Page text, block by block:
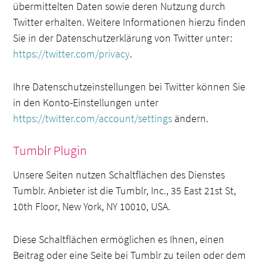
übermittelten Daten sowie deren Nutzung durch
Twitter erhalten. Weitere Informationen hierzu finden
Sie in der Datenschutzerklärung von Twitter unter:
https://twitter.com/privacy.
Ihre Datenschutzeinstellungen bei Twitter können Sie
in den Konto-Einstellungen unter
https://twitter.com/account/settings ändern.
Tumblr Plugin
Unsere Seiten nutzen Schaltflächen des Dienstes
Tumblr. Anbieter ist die Tumblr, Inc., 35 East 21st St,
10th Floor, New York, NY 10010, USA.
Diese Schaltflächen ermöglichen es Ihnen, einen
Beitrag oder eine Seite bei Tumblr zu teilen oder dem